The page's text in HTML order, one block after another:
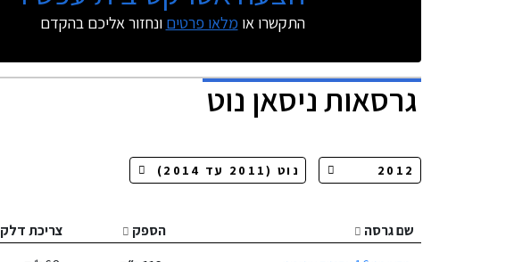
התקשרו או מלאו פרטים ונחזור אליכם בהקדם
גרסאותניסאן נוט
שם גרסה הספק צריכת דלק